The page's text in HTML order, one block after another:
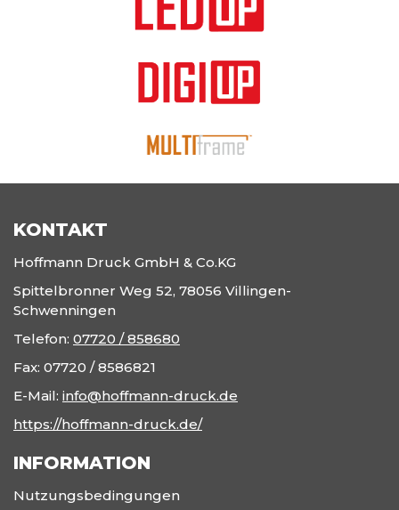
KONTAKT
Hoffmann Druck GmbH & Co.KG
Spittelbronner Weg 52, 78056 Villingen-
Schwenningen
Telefon: 07720 / 858680
Fax: 07720 / 8586821
E-Mail: info@hoffmann-druck.de
https://hoffmann-druck.de/
INFORMATION
Nutzungsbedingungen